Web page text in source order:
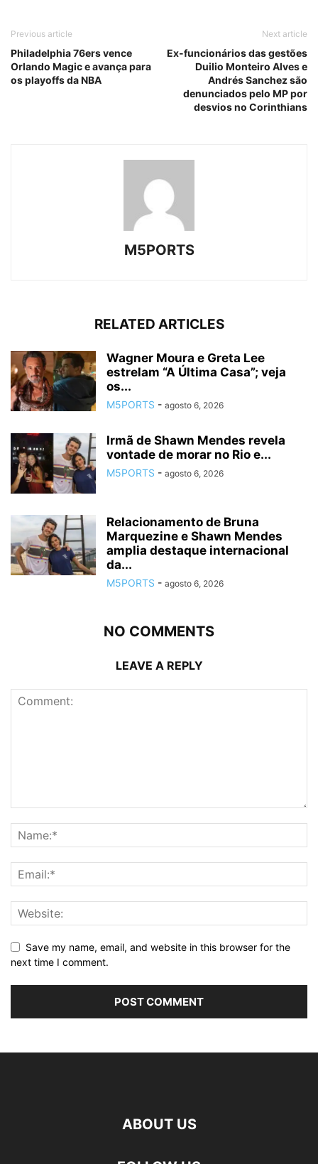
Previous article
Philadelphia 76ers vence
Orlando Magic e avança para
os playoffs da NBA
Next article
Ex-funcionários das gestões
Duilio Monteiro Alves e
Andrés Sanchez são
denunciados pelo MP por
desvios no Corinthians
M5PORTS
RELATED ARTICLES
Wagner Moura e Greta Lee
estrelam “A Última Casa”; veja
os...
M5PORTS - agosto 6, 2026
Irmã de Shawn Mendes revela
vontade de morar no Rio e...
M5PORTS - agosto 6, 2026
Relacionamento de Bruna
Marquezine e Shawn Mendes
amplia destaque internacional
da...
M5PORTS - agosto 6, 2026
NO COMMENTS
LEAVE A REPLY
Save my name, email, and website in this browser for the
next time I comment.
ABOUT US